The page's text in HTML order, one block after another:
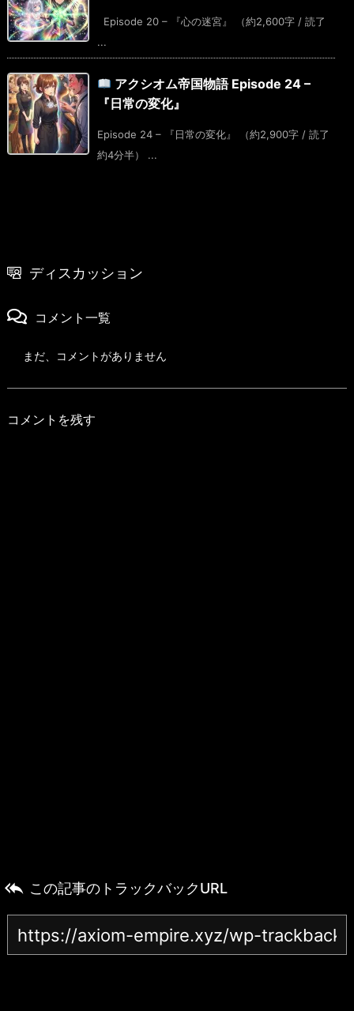
Episode 20 – 『心の迷宮』 （約2,600字 / 読了
...
アクシオム帝国物語 Episode 24 –
『日常の変化』
Episode 24 – 『日常の変化』 （約2,900字 / 読了
約4分半） ...
ディスカッション
コメント一覧
まだ、コメントがありません
コメントを残す
 この記事のトラックバックURL